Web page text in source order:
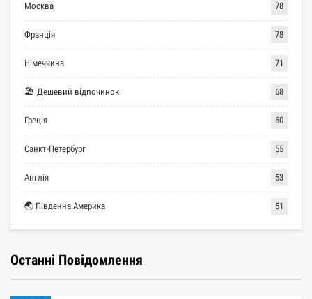
Москва 78
Франція 78
Німеччина 71
🏖 Дешевий відпочинок 68
Греція 60
Санкт-Петербург 55
Англія 53
🌏 Південна Америка 51
Останні Повідомлення